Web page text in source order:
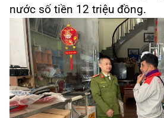
nước số tiền 12 triệu đồng.